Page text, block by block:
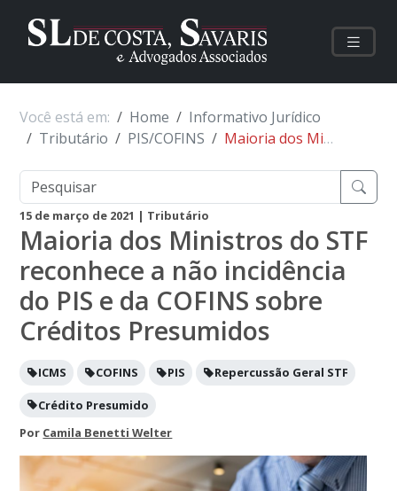
Você está em: Home
Informativo Jurídico
Tributário
PIS/COFINS Maioria dos Ministros do STF reconhece a não incidência do PIS e da COFINS sobre Créditos Presumidos
15 de março de 2021 | Tributário
Maioria dos Ministros do STF
reconhece a não incidência
do PIS e da COFINS sobre
Créditos Presumidos
ICMS COFINS PIS Repercussão Geral STF
Crédito Presumido
Por Camila Benetti Welter